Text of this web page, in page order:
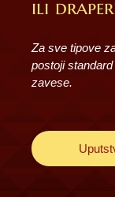
ili
Za sve tipove
postoji
zavese.